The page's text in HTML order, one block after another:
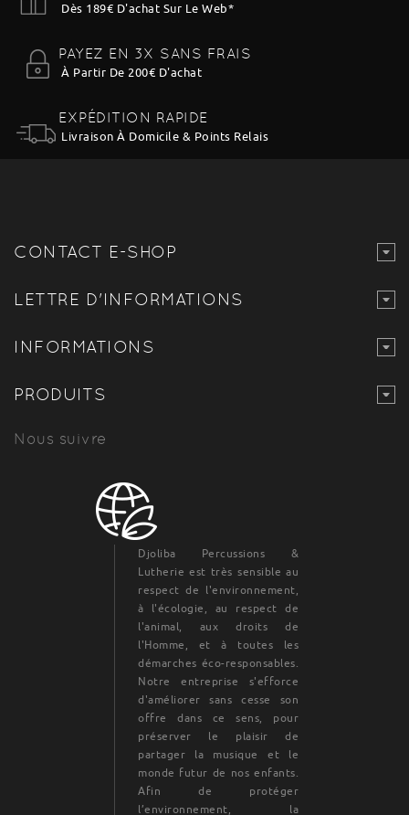
Dès 189€ D'achat Sur Le Web*
PAYEZ EN 3X SANS FRAIS
À Partir De 200€ D'achat
EXPÉDITION RAPIDE
Livraison À Domicile & Points Relais
CONTACT E-SHOP
LETTRE D'INFORMATIONS
INFORMATIONS
PRODUITS
Nous suivre
Djoliba Percussions &
Lutherie est très sensible au
respect de l'environnement,
à l'écologie, au respect de
l'animal, aux droits de
l'Homme, et à toutes les
démarches éco-responsables.
Notre entreprise s'efforce
d'améliorer sans cesse son
offre dans ce sens, pour
préserver le plaisir de
partager la musique et le
monde futur de nos enfants.
Afin de protéger
l’environnement, la